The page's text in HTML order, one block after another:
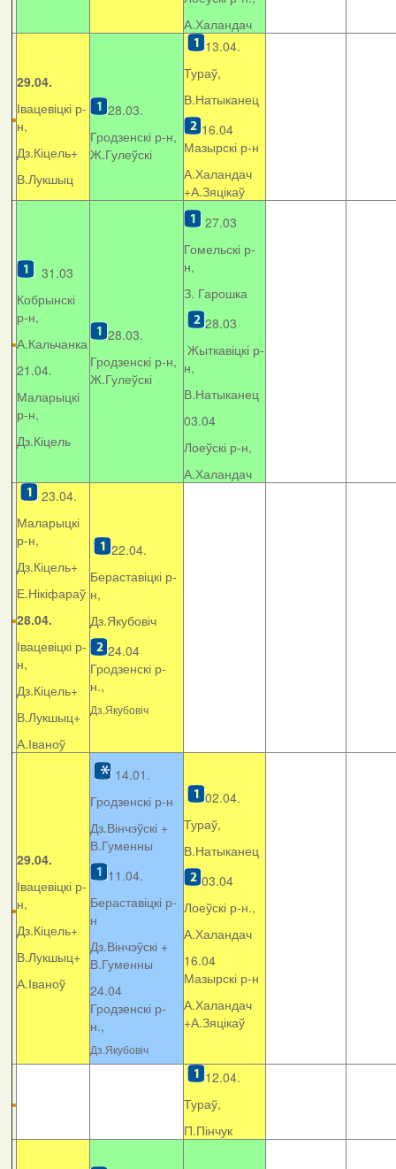
А.Халандач
29.04.
Івацевіцкі р-
н,
Дз.Кіцель+
В.Лукшыц
28.03.
Гродзенскі р-н,
Ж.Гулеўскі
13.04.
Тураў,
В.Натыканец
16.04
Мазырскі р-н
А.Халандач
+А.Зяцікаў
31.03
Кобрынскі
р-н,
А.Кальчанка
21.04.
Маларыцкі
р-н,
Дз.Кіцель
28.03.
Гродзенскі р-н,
Ж.Гулеўскі
27.03
Гомельскі р-
н,
З. Гарошка
28.03
Жыткавіцкі р-
н,
В.Натыканец
03.04
Лоеўскі р-н,
А.Халандач
23.04.
Маларыцкі
р-н,
Дз.Кіцель+
Е.Нікіфараў
28.04.
Івацевіцкі р-
н,
Дз.Кіцель+
В.Лукшыц+
А.Іваноў
22.04.
Бераставіцкі р-
н,
Дз.Якубовіч
24.04
Гродзенскі р-
н.,
Дз.Якубовіч
29.04.
Івацевіцкі р-
н,
Дз.Кіцель+
В.Лукшыц+
А.Іваноў
14.01.
Гродзенскі р-н
Дз.Вінчэўскі +
В.Гуменны
11.04.
Бераставіцкі р-
н
Дз.Вінчэўскі +
В.Гуменны
24.04
Гродзенскі р-
н.,
Дз.Якубовіч
02.04.
Тураў,
В.Натыканец
03.04
Лоеўскі р-н.,
А.Халандач
16.04
Мазырскі р-н
А.Халандач
+А.Зяцікаў
12.04.
Тураў,
П.Пінчук